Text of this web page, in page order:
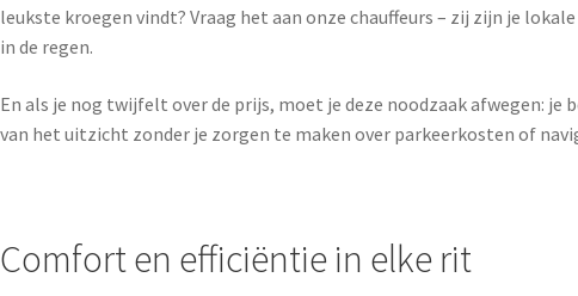
leukste kroegen vindt? Vraag het aan onze chauffeurs – zij zijn je
in de regen.
En als je nog twijfelt over de prijs, moet je deze noodzaak afwegen:
van het uitzicht zonder je zorgen te maken over parkeerkosten of
Comfort en efficiëntie in elke rit